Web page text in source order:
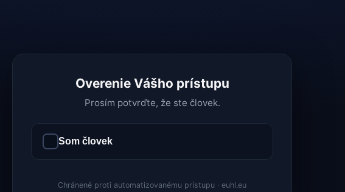
Overenie Vášho prístupu
Prosím potvrďte, že ste človek.
Som človek
Chránené proti automatizovanému prístupu · euhl.eu